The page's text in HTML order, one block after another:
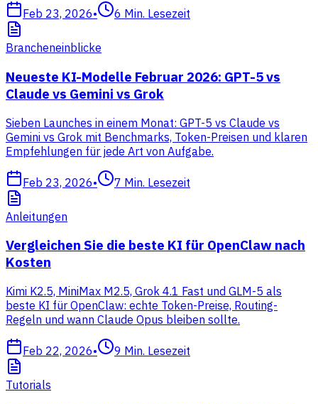
Feb 23, 2026• 6 Min. Lesezeit
Brancheneinblicke
Neueste KI-Modelle Februar 2026: GPT-5 vs
Claude vs Gemini vs Grok
Sieben Launches in einem Monat: GPT-5 vs Claude vs
Gemini vs Grok mit Benchmarks, Token-Preisen und klaren
Empfehlungen für jede Art von Aufgabe.
Feb 23, 2026• 7 Min. Lesezeit
Anleitungen
Vergleichen Sie die beste KI für OpenClaw nach
Kosten
Kimi K2.5, MiniMax M2.5, Grok 4.1 Fast und GLM-5 als
beste KI für OpenClaw: echte Token-Preise, Routing-
Regeln und wann Claude Opus bleiben sollte.
Feb 22, 2026• 9 Min. Lesezeit
Tutorials